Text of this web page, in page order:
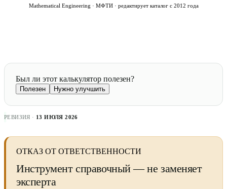
Mathematical Engineering · МФТИ · редактирует каталог с 2012 года
Был ли этот калькулятор полезен?
Полезен Нужно улучшить
РЕВИЗИЯ · 13 ИЮЛЯ 2026
ОТКАЗ ОТ ОТВЕТСТВЕННОСТИ
Инструмент справочный — не заменяет
эксперта